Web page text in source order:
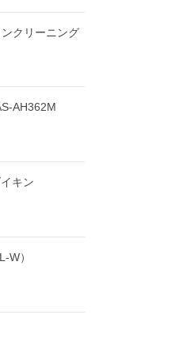
クリーニング
AH362M
キン
W）